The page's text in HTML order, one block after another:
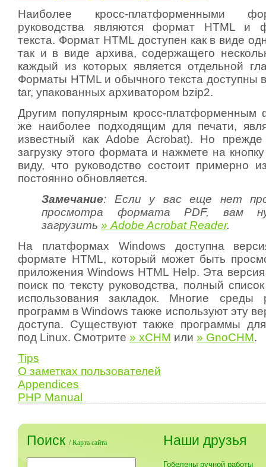
Наиболее кросс-платформенными
руководства являются формат HTML и
текста. Формат HTML доступен как в виде
так и в виде архива, содержащего
каждый из которых является отдельной
Форматы HTML и обычного текста доступны
tar, упакованных архиватором bzip2.
Другим популярным кросс-платформенным
же наиболее подходящим для печати,
известный как Adobe Acrobat). Но
загрузку этого формата и нажмете на
виду, что руководство состоит примерно
постоянно обновляется.
Замечание: Если у вас еще нет
просмотра формата PDF, вам
загрузить » Adobe Acrobat Reader.
На платформах Windows доступна
формате HTML, который может быть
приложения Windows HTML Help. Эта
поиск по тексту руководства, полный
использования закладок. Многие среды
программ в Windows также используют эту
доступа. Существуют также программы
под Linux. Смотрите » xCHM или » GnoCHM.
Tips
О заметках пользователей
Appendices
PHP Manual
Поиск /Карта сайта Наши друзья
Гобелены ручной работы